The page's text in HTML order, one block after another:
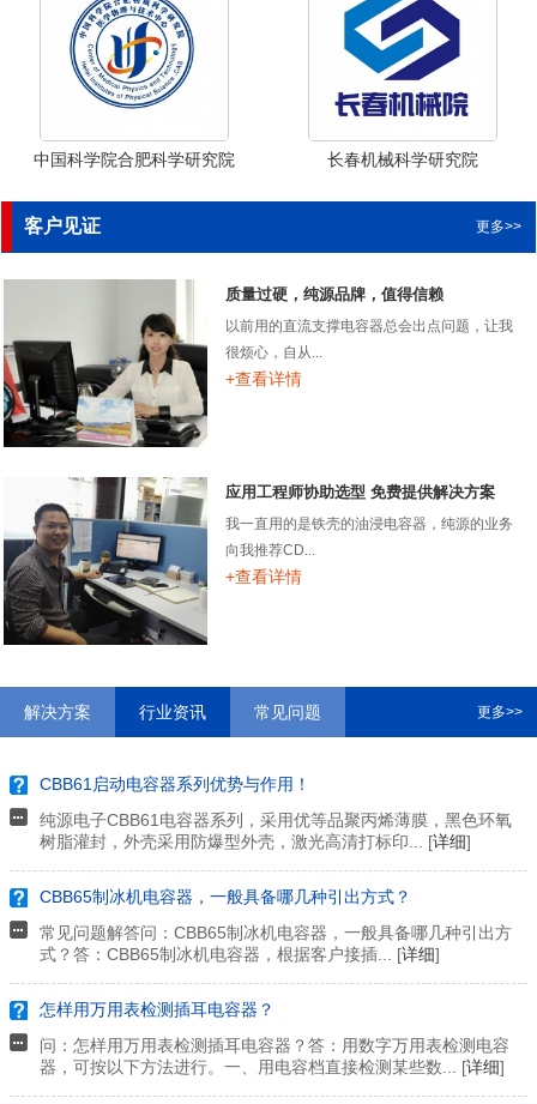
中国科学院合肥科学研究院 长春机械科学研究院
客户见证 更多>>
质量过硬，纯源品牌，值得信赖
以前用的直流支撑电容器总会出点问题，让我
很烦心，自从...
+查看详情
应用工程师协助选型 免费提供解决方案
我一直用的是铁壳的油浸电容器，纯源的业务
向我推荐CD...
+查看详情
解决方案 行业资讯 常见问题 更多>>
CBB61启动电容器系列优势与作用！
纯源电子CBB61电容器系列，采用优等品聚丙烯薄膜，黑色环氧
树脂灌封，外壳采用防爆型外壳，激光高清打标印... [详细]
CBB65制冰机电容器，一般具备哪几种引出方式？
常见问题解答问：CBB65制冰机电容器，一般具备哪几种引出方
式？答：CBB65制冰机电容器，根据客户接插... [详细]
怎样用万用表检测插耳电容器？
问：怎样用万用表检测插耳电容器？答：用数字万用表检测电容
器，可按以下方法进行。一、用电容档直接检测某些数... [详细]